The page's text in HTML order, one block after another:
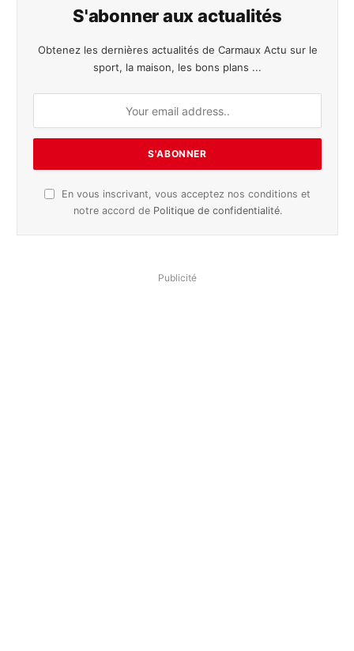
S'abonner aux actualités
Obtenez les dernières actualités de Carmaux Actu sur le
sport, la maison, les bons plans ...
En vous inscrivant, vous acceptez nos conditions et
notre accord de Politique de confidentialité.
Publicité